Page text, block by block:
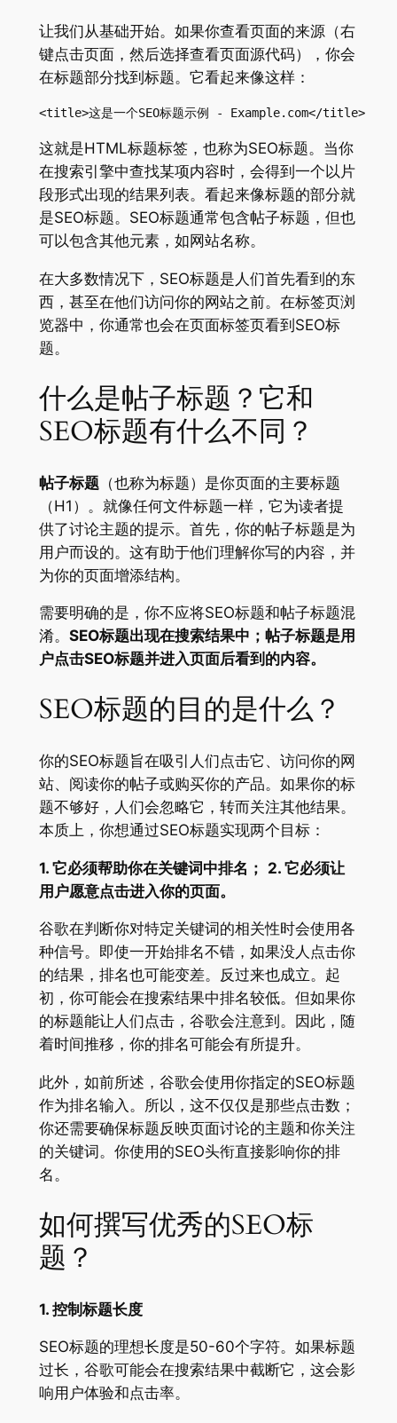
让我们从基础开始。如果你查看页面的来源（右
键点击页面，然后选择查看页面源代码），你会
在标题部分找到标题。它看起来像这样：
<title>这是一个SEO标题示例 - Example.com</title>
这就是HTML标题标签，也称为SEO标题。当你
在搜索引擎中查找某项内容时，会得到一个以片
段形式出现的结果列表。看起来像标题的部分就
是SEO标题。SEO标题通常包含帖子标题，但也
可以包含其他元素，如网站名称。
在大多数情况下，SEO标题是人们首先看到的东
西，甚至在他们访问你的网站之前。在标签页浏
览器中，你通常也会在页面标签页看到SEO标
题。
什么是帖子标题？它和
SEO标题有什么不同？
帖子标题（也称为标题）是你页面的主要标题
（H1）。就像任何文件标题一样，它为读者提
供了讨论主题的提示。首先，你的帖子标题是为
用户而设的。这有助于他们理解你写的内容，并
为你的页面增添结构。
需要明确的是，你不应将SEO标题和帖子标题混
淆。 SEO标题出现在搜索结果中；帖子标题是用
户点击SEO标题并进入页面后看到的内容。
SEO标题的目的是什么？
你的SEO标题旨在吸引人们点击它、访问你的网
站、阅读你的帖子或购买你的产品。如果你的标
题不够好，人们会忽略它，转而关注其他结果。
本质上，你想通过SEO标题实现两个目标：
1. 它必须帮助你在关键词中排名； 2. 它必须让
用户愿意点击进入你的页面。
谷歌在判断你对特定关键词的相关性时会使用各
种信号。即使一开始排名不错，如果没人点击你
的结果，排名也可能变差。反过来也成立。起
初，你可能会在搜索结果中排名较低。但如果你
的标题能让人们点击，谷歌会注意到。因此，随
着时间推移，你的排名可能会有所提升。
此外，如前所述，谷歌会使用你指定的SEO标题
作为排名输入。所以，这不仅仅是那些点击数；
你还需要确保标题反映页面讨论的主题和你关注
的关键词。你使用的SEO头衔直接影响你的排
名。
如何撰写优秀的SEO标
题？
1. 控制标题长度
SEO标题的理想长度是50-60个字符。如果标题
过长，谷歌可能会在搜索结果中截断它，这会影
响用户体验和点击率。